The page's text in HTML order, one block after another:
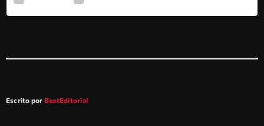
Escrito por BeatEditorial